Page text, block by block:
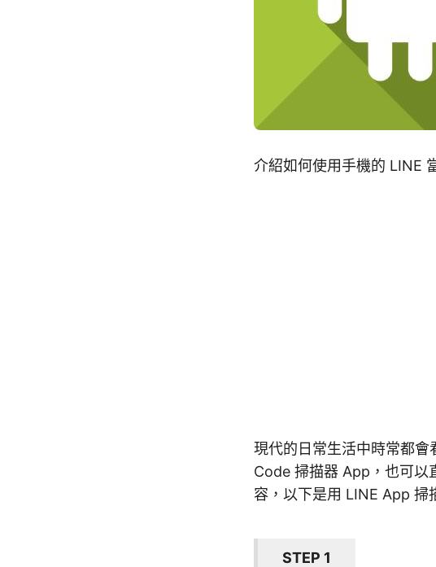
介紹如何使用手機的 LINE
現代的日常生活中時常都
Code 掃描器 App，也可以
容，以下是用 LINE App 掃
STEP 1